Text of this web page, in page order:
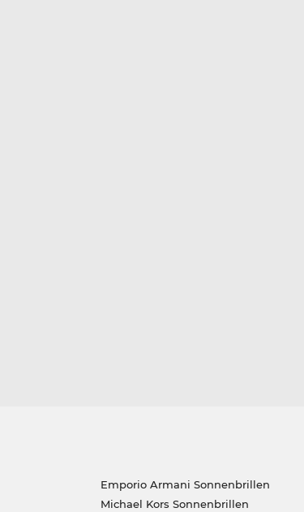
Emporio Armani Sonnenbrillen
Michael Kors Sonnenbrillen